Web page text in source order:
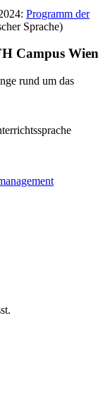
Programm der
Sprache)
Campus Wien
rund um das